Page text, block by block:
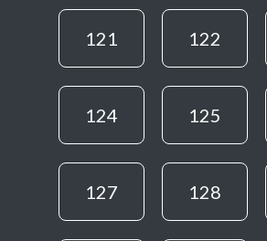
121 122
124 125
127 128